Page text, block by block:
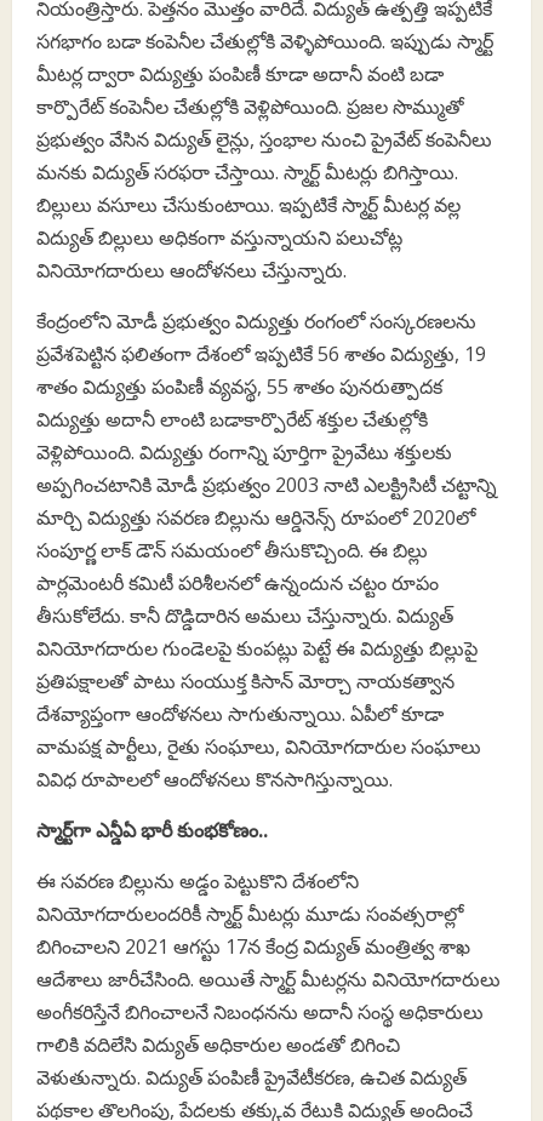
నియంత్రిస్తారు. పెత్తనం మొత్తం వారిదే. విద్యుత్‌ ఉత్పత్తి ఇప్పటికే
సగభాగం బడా కంపెనీల చేతుల్లోకి వెళ్ళిపోయింది. ఇప్పుడు స్మార్ట్
మీటర్ల ద్వారా విద్యుత్తు పంపిణీ కూడా అదానీ వంటి బడా
కార్పొరేట్ కంపెనీల చేతుల్లోకి వెళ్లిపోయింది. ప్రజల సొమ్ముతో
ప్రభుత్వం వేసిన విద్యుత్‌ లైన్లు, స్తంభాల నుంచి ప్రైవేట్‌ కంపెనీలు
మనకు విద్యుత్‌ సరఫరా చేస్తాయి. స్మార్ట్‌ మీటర్లు బిగిస్తాయి.
బిల్లులు వసూలు చేసుకుంటాయి. ఇప్పటికే స్మార్ట్ మీటర్ల వల్ల
విద్యుత్ బిల్లులు అధికంగా వస్తున్నాయని పలుచోట్ల
వినియోగదారులు ఆందోళనలు చేస్తున్నారు.
కేంద్రంలోని మోడీ ప్రభుత్వం విద్యుత్తు రంగంలో సంస్కరణలను
ప్రవేశపెట్టిన ఫలితంగా దేశంలో ఇప్పటికే 56 శాతం విద్యుత్తు, 19
శాతం విద్యుత్తు పంపిణీ వ్యవస్థ, 55 శాతం పునరుత్పాదక
విద్యుత్తు అదానీ లాంటి బడాకార్పొరేట్ శక్తుల చేతుల్లోకి
వెళ్లిపోయింది. విద్యుత్తు రంగాన్ని పూర్తిగా ప్రైవేటు శక్తులకు
అప్పగించటానికి మోడీ ప్రభుత్వం 2003 నాటి ఎలక్ట్రిసిటీ చట్టాన్ని
మార్చి విద్యుత్తు సవరణ బిల్లును ఆర్డినెన్స్ రూపంలో 2020లో
సంపూర్ణ లాక్ డౌన్ సమయంలో తీసుకొచ్చింది. ఈ బిల్లు
పార్లమెంటరీ కమిటీ పరిశీలనలో ఉన్నందున చట్టం రూపం
తీసుకోలేదు. కానీ దొడ్డిదారిన అమలు చేస్తున్నారు. విద్యుత్
వినియోగదారుల గుండెలపై కుంపట్లు పెట్టే ఈ విద్యుత్తు బిల్లుపై
ప్రతిపక్షాలతో పాటు సంయుక్త కిసాన్ మోర్చా నాయకత్వాన
దేశవ్యాప్తంగా ఆందోళనలు సాగుతున్నాయి. ఏపీలో కూడా
వామపక్ష పార్టీలు, రైతు సంఘాలు, వినియోగదారుల సంఘాలు
వివిధ రూపాలలో ఆందోళనలు కొనసాగిస్తున్నాయి.
స్మార్ట్‌గా ఎన్డీఏ భారీ కుంభకోణం..
ఈ సవరణ బిల్లును అడ్డం పెట్టుకొని దేశంలోని
వినియోగదారులందరికీ స్మార్ట్‌ మీటర్లు మూడు సంవత్సరాల్లో
బిగించాలని 2021 ఆగస్టు 17న కేంద్ర విద్యుత్‌ మంత్రిత్వ శాఖ
ఆదేశాలు జారీచేసింది. అయితే స్మార్ట్ మీటర్లను వినియోగదారులు
అంగీకరిస్తేనే బిగించాలనే నిబంధనను అదానీ సంస్థ అధికారులు
గాలికి వదిలేసి విద్యుత్ అధికారుల అండతో బిగించి
వెళుతున్నారు. విద్యుత్‌ పంపిణీ ప్రైవేటీకరణ, ఉచిత విద్యుత్‌
పథకాల తొలగింపు, పేదలకు తక్కువ రేటుకి విద్యుత్‌ అందించే